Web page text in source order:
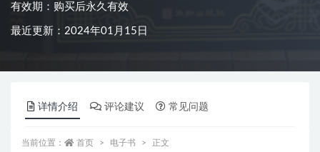
有效期：购买后永久有效
最近更新：2024年01月15日
详情介绍 评论建议 常见问题
当前位置： 首页 电子书 正文